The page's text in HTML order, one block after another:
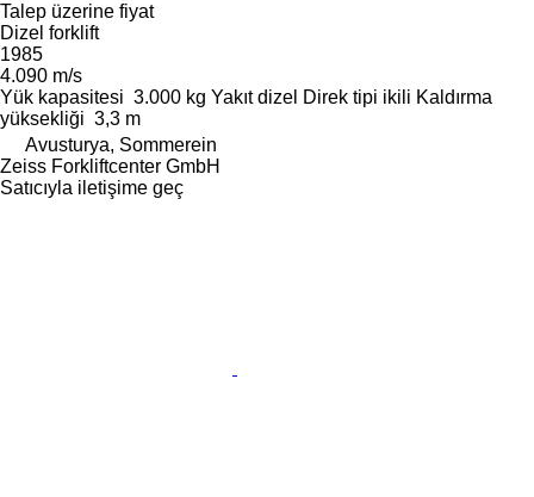
Talep üzerine fiyat
Dizel forklift
1985
4.090 m/s
Yük kapasitesi 3.000 kg Yakıt dizel Direk tipi ikili Kaldırma
yüksekliği 3,3 m
Avusturya, Sommerein
Zeiss Forkliftcenter GmbH
Satıcıyla iletişime geç